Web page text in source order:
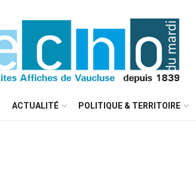
ACTUALITÉ POLITIQUE & TERRITOIRE